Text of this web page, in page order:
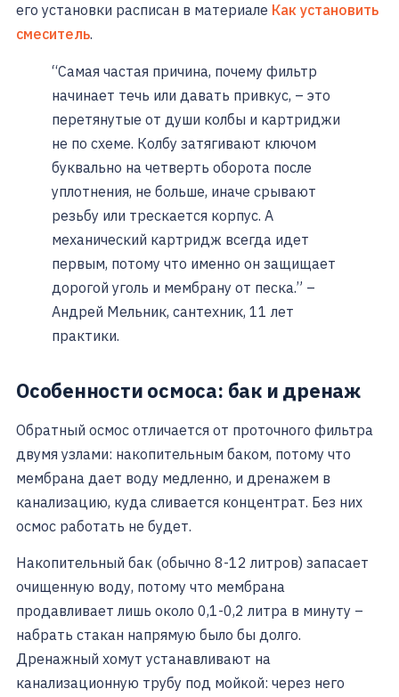
его установки расписан в материале Как установить
смеситель.
“Самая частая причина, почему фильтр
начинает течь или давать привкус, – это
перетянутые от души колбы и картриджи
не по схеме. Колбу затягивают ключом
буквально на четверть оборота после
уплотнения, не больше, иначе срывают
резьбу или трескается корпус. А
механический картридж всегда идет
первым, потому что именно он защищает
дорогой уголь и мембрану от песка.” –
Андрей Мельник, сантехник, 11 лет
практики.
Особенности осмоса: бак и дренаж
Обратный осмос отличается от проточного фильтра
двумя узлами: накопительным баком, потому что
мембрана дает воду медленно, и дренажем в
канализацию, куда сливается концентрат. Без них
осмос работать не будет.
Накопительный бак (обычно 8-12 литров) запасает
очищенную воду, потому что мембрана
продавливает лишь около 0,1-0,2 литра в минуту –
набрать стакан напрямую было бы долго.
Дренажный хомут устанавливают на
канализационную трубу под мойкой: через него